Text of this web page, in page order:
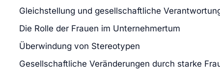
Gleichstellung und gesellschaftliche
Die Rolle der Frauen im Unternehmertum
Überwindung von Stereotypen
Gesellschaftliche Veränderungen durch starke